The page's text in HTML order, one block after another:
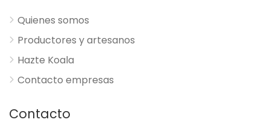
Quienes somos
Productores y artesanos
Hazte Koala
Contacto empresas
Contacto